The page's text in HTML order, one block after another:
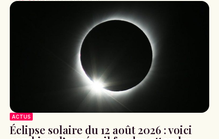
ACTUS
Éclipse solaire du 12 août 2026 : voici